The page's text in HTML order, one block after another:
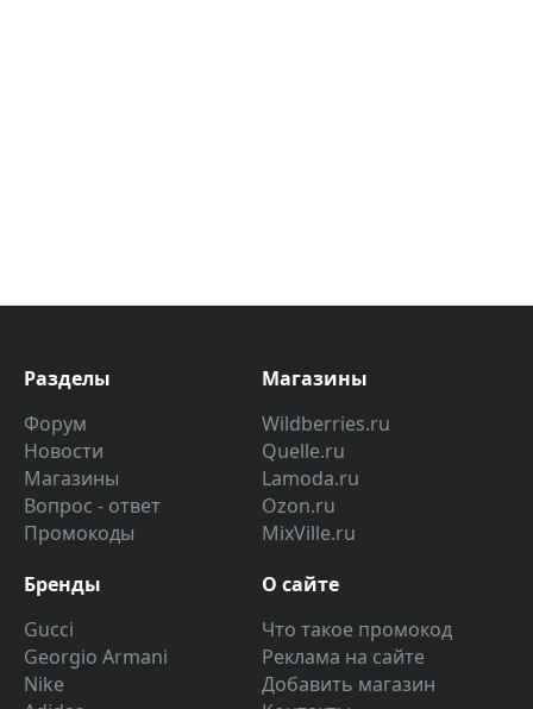
Разделы
Форум
Новости
Магазины
Вопрос - ответ
Промокоды
Магазины
Wildberries.ru
Quelle.ru
Lamoda.ru
Ozon.ru
MixVille.ru
Бренды
Gucci
Georgio Armani
Nike
О сайте
Что такое промокод
Реклама на сайте
Добавить магазин